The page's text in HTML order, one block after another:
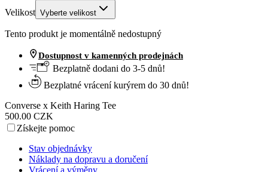
Velikost Vyberte velikost
Tento produkt je momentálně nedostupný
Dostupnost v kamenných prodejnách
Bezplatně dodani do 3-5 dnů!
Bezplatné vrácení kurýrem do 30 dnů!
Converse x Keith Haring Tee
500.00 CZK
Získejte pomoc
Stav objednávky
Náklady na dopravu a doručení